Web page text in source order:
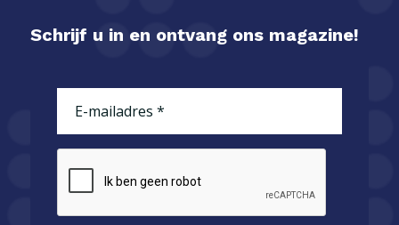
Schrijf u in en ontvang ons magazine!